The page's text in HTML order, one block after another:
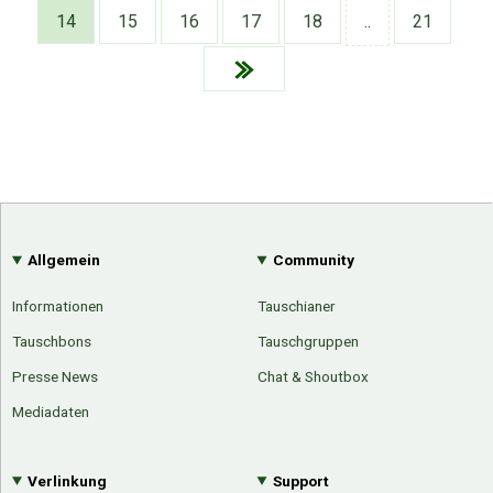
Google Neu hier?
Mediadaten
Erweitere Suche
14 15 16 17 18 .. 21
Allgemein
Informationen
Tauschbons
Presse News
Mediadaten
Community
Tauschianer
Tauschgruppen
Chat & Shoutbox
Verlinkung Support